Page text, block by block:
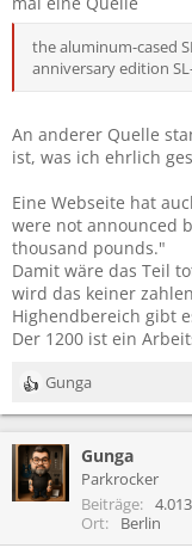
the aluminum-cased
anniversary edition
An anderer Quelle
ist, was ich ehrlich
Eine Webseite hat
were not announced
thousand pounds."
Damit wäre das Teil
wird das keiner
Highendbereich gibt
Der 1200 ist ein
R
e
k
t
i
n
Gunga
Gunga
Parkrocker
Beiträge
4.013
Ort
Berlin